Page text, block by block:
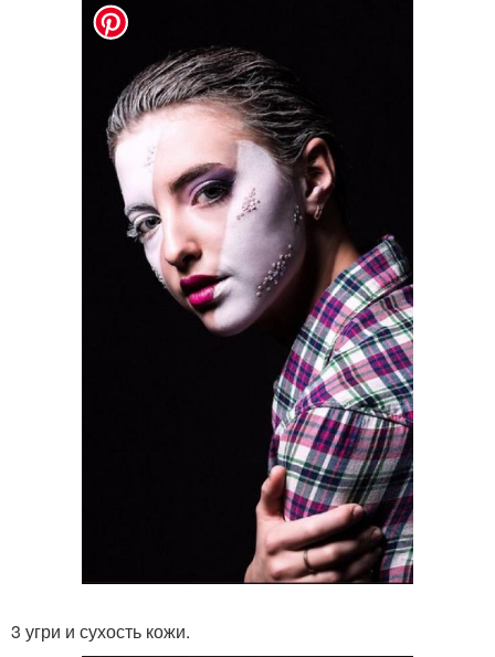
3 угри и сухость кожи.